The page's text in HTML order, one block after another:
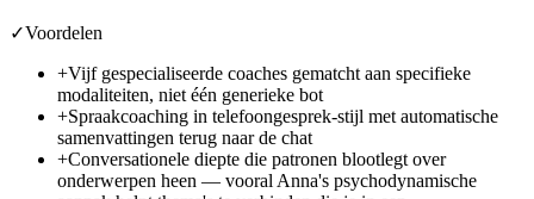
✓Voordelen
+Vijf gespecialiseerde coaches gematcht aan specifieke
modaliteiten, niet één generieke bot
+Spraakcoaching in telefoongesprek-stijl met automatische
samenvattingen terug naar de chat
+Conversationele diepte die patronen blootlegt over
onderwerpen heen — vooral Anna's psychodynamische